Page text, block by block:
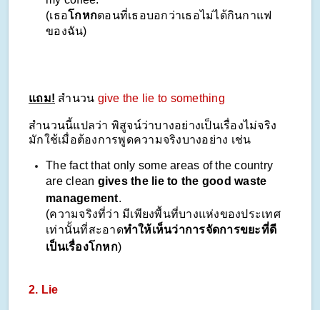
(เธอโกหกตอนที่เธอบอกว่าเธอไม่ได้กินกาแฟ
ของฉัน)
แถม! สำนวน give the lie to something
สำนวนนี้แปลว่า พิสูจน์ว่าบางอย่างเป็นเรื่องไม่จริง
มักใช้เมื่อต้องการพูดความจริงบางอย่าง เช่น
The fact that only some areas of the country
are clean gives the lie to the good waste
management.
(ความจริงที่ว่า มีเพียงพื้นที่บางแห่งของประเทศ
เท่านั้นที่สะอาดทำให้เห็นว่าการจัดการขยะที่ดี
เป็นเรื่องโกหก)
2. Lie